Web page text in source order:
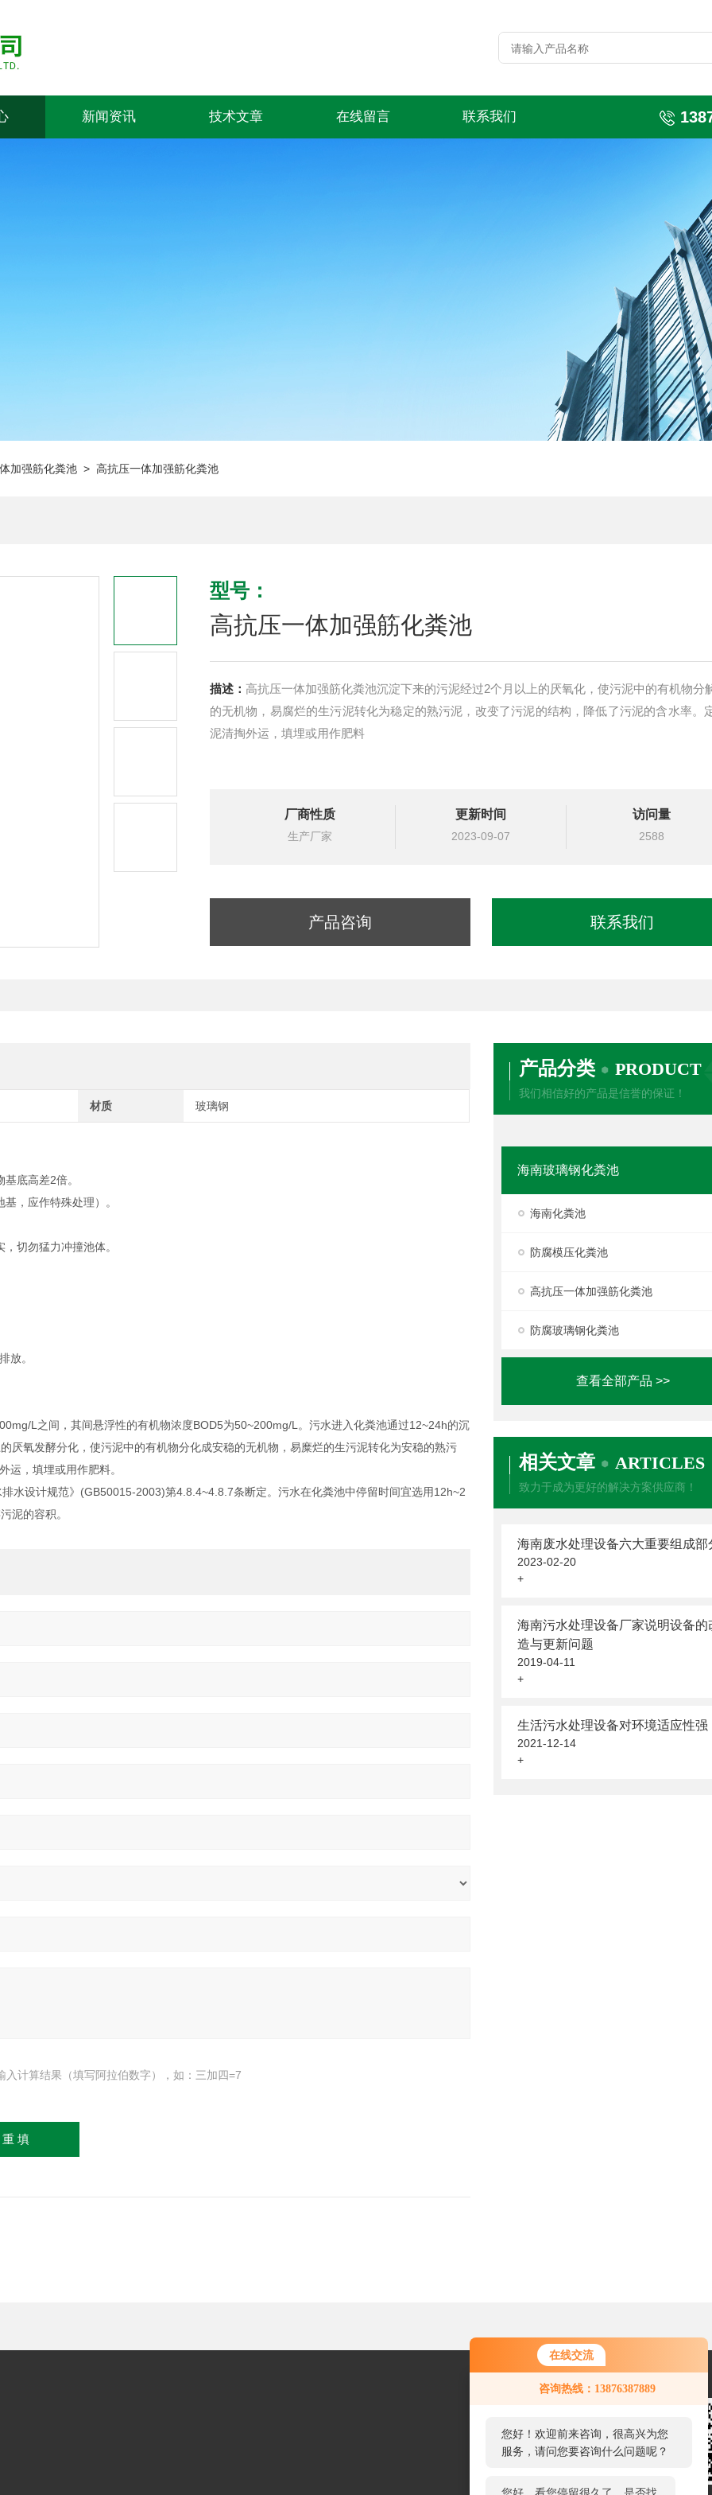
在线交流
咨询热线：13876387889
服务，请问您要咨询什么问题呢？
您好，看您停留很久了，是否找到
了需求产品，您可以直接在线与我
新闻资讯 技术文章 在线留言 联系我们
加强筋化粪池 > 高抗压一体加强筋化粪池
型号：
高抗压一体加强筋化粪池
描述： 高抗压一体加强筋化粪池沉淀下来的污泥经过2个月以上的厌氧化，使污泥中的有机物分
的无机物，易腐烂的生污泥转化为稳定的熟污泥，改变了污泥的结构，降低了污泥的含水率。
泥清掏外运，填埋或用作肥料
厂商性质
生产厂家
更新时间
2023-09-07
访问量
2588
产品咨询 联系我们
产品分类 PRODUCT
我们相信好的产品是信誉的保证！
海南玻璃钢化粪池
海南化粪池
防腐模压化粪池
高抗压一体加强筋化粪池
防腐玻璃钢化粪池
查看全部产品 >>
相关文章 ARTICLES
致力于成为更好的解决方案供应商！
海南废水处理设备六大重要组成部
2023-02-20
+
海南污水处理设备厂家说明设备的
造与更新问题
2019-04-11
+
生活污水处理设备对环境适应性强
2021-12-14
+
材质 玻璃钢
底高差2倍。
，应作特殊处理）。
切勿猛力冲撞池体。
放。
L之间，其间悬浮性的有机物浓度BOD5为50~200mg/L。污水进入化粪池通过12~24h的沉
厌氧发酵分化，使污泥中的有机物分化成安稳的无机物，易糜烂的生污泥转化为安稳的熟污
运，填埋或用作肥料。
水设计规范》(GB50015-2003)第4.8.4~4.8.7条断定。污水在化粪池中停留时间宜选用12h~2
泥的容积。
入计算结果（填写阿拉伯数字），如：三加四=7